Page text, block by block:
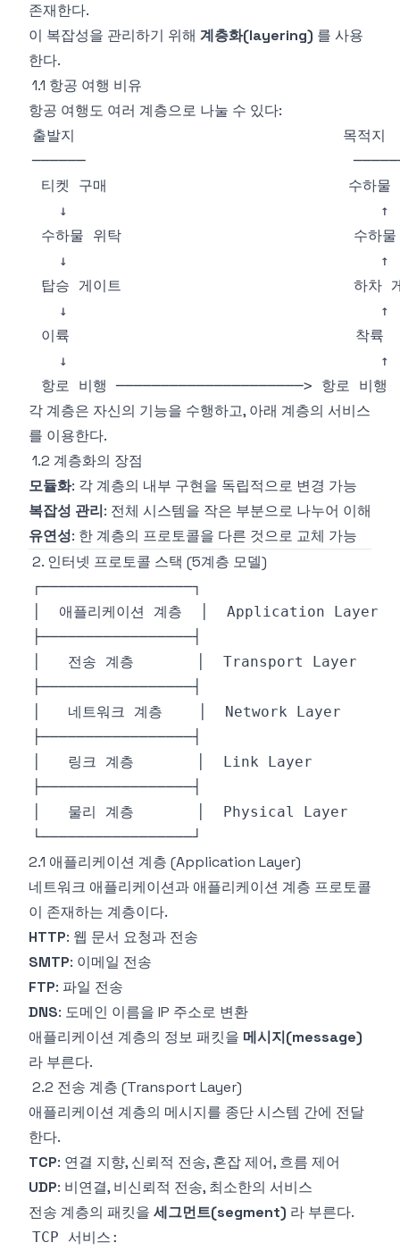
존재한다.
이 복잡성을 관리하기 위해 계층화(layering) 를 사용
한다.
1.1 항공 여행 비유
항공 여행도 여러 계층으로 나눌 수 있다:
각 계층은 자신의 기능을 수행하고, 아래 계층의 서비스
를 이용한다.
1.2 계층화의 장점
모듈화: 각 계층의 내부 구현을 독립적으로 변경 가능
복잡성 관리: 전체 시스템을 작은 부분으로 나누어 이해
유연성: 한 계층의 프로토콜을 다른 것으로 교체 가능
2. 인터넷 프로토콜 스택 (5계층 모델)
2.1 애플리케이션 계층 (Application Layer)
네트워크 애플리케이션과 애플리케이션 계층 프로토콜
이 존재하는 계층이다.
HTTP: 웹 문서 요청과 전송
SMTP: 이메일 전송
FTP: 파일 전송
DNS: 도메인 이름을 IP 주소로 변환
애플리케이션 계층의 정보 패킷을 메시지(message)
라 부른다.
2.2 전송 계층 (Transport Layer)
애플리케이션 계층의 메시지를 종단 시스템 간에 전달
한다.
TCP: 연결 지향, 신뢰적 전송, 혼잡 제어, 흐름 제어
UDP: 비연결, 비신뢰적 전송, 최소한의 서비스
전송 계층의 패킷을 세그먼트(segment) 라 부른다.